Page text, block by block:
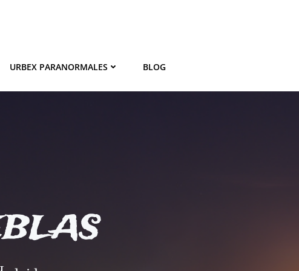
URBEX PARANORMALES BLOG